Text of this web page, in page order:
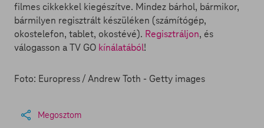
filmes cikkekkel kiegészítve. Mindez bárhol, bármikor,
bármilyen regisztrált készüléken (számítógép,
okostelefon, tablet, okostévé). Regisztráljon, és
válogasson a TV GO kínálatából!
Foto: Europress / Andrew Toth - Getty images
Megosztom